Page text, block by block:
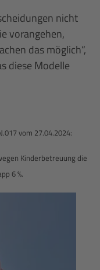
nicht
vorangehen,
das möglich“,
diese Modelle
vom 27.04.2024:
Kinderbetreuung die
6 %.